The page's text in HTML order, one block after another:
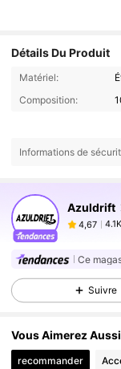
Détails Du Produit
Matériel:
Composition:
Informations de
Azuldrift
4,67
c***vest
Ce
Suivre
Vous Aimerez Aussi
recommander